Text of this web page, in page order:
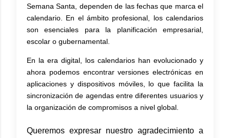
Semana Santa, dependen de las fechas que marca el
calendario. En el ámbito profesional, los calendarios
son esenciales para la planificación empresarial,
escolar o gubernamental.
En la era digital, los calendarios han evolucionado y
ahora podemos encontrar versiones electrónicas en
aplicaciones y dispositivos móviles, lo que facilita la
sincronización de agendas entre diferentes usuarios y
la organización de compromisos a nivel global.
Queremos expresar nuestro agradecimiento a